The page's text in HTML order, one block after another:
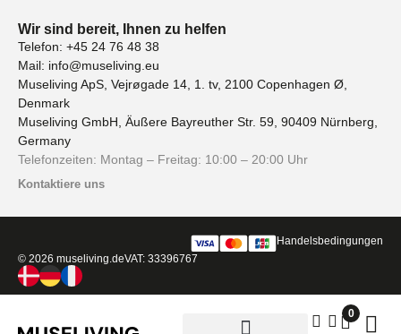
0
Wir sind bereit, Ihnen zu helfen
Telefon: +45 24 76 48 38
Mail: info@museliving.eu
Museliving ApS, Vejrøgade 14, 1. tv, 2100 Copenhagen Ø,
Denmark
Museliving GmbH, Äußere Bayreuther Str. 59, 90409 Nürnberg,
Germany
Telefonzeiten: Montag – Freitag: 10:00 – 20:00 Uhr
Kontaktiere uns
© 2026 museliving.deVAT: 33396767
Handelsbedingungen